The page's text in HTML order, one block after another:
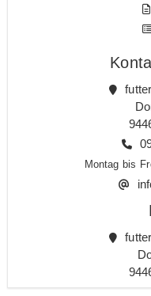
Montag bis